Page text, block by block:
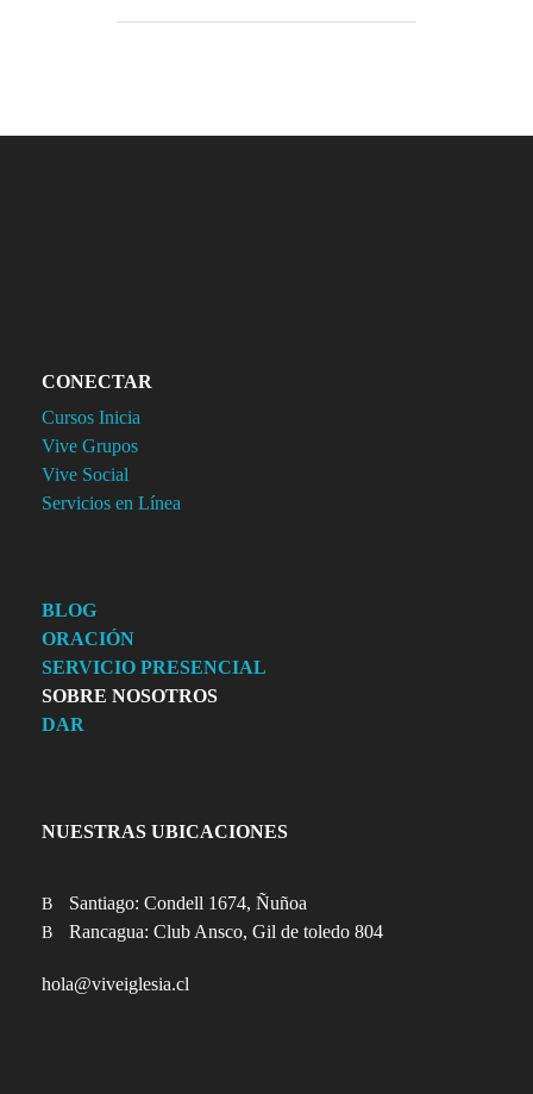
CONECTAR
Cursos Inicia
Vive Grupos
Vive Social
Servicios en Línea
BLOG
ORACIÓN
SERVICIO PRESENCIAL
SOBRE NOSOTROS
DAR
NUESTRAS UBICACIONES
Santiago: Condell 1674, Ñuñoa
Rancagua: Club Ansco, Gil de toledo 804
hola@viveiglesia.cl